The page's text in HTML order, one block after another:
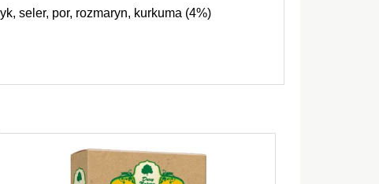
seler, por, rozmaryn, kurkuma (4%)